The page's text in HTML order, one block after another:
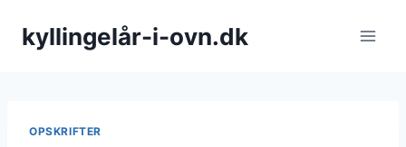
kyllingelår-i-ovn.dk
OPSKRIFTER